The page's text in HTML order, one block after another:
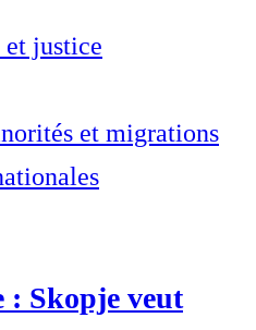
et justice
et migrations
: Skopje veut